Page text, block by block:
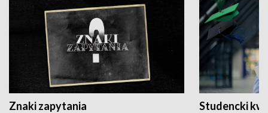
Znaki zapytania Studencki